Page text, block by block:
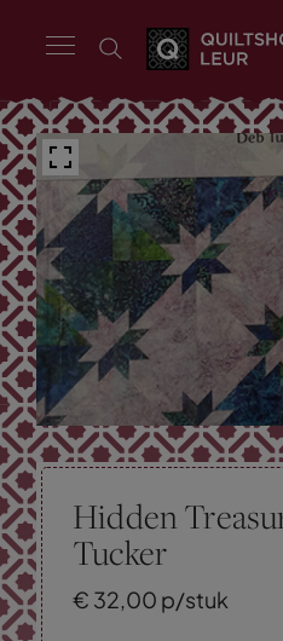
Hidden
Tucker
€ 32,00 p/stuk